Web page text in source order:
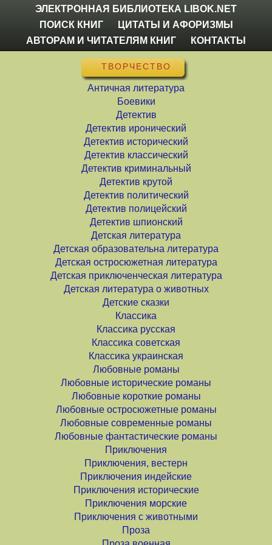
ЭЛЕКТРОННАЯ БИБЛИОТЕКА LIBOK.NET
ПОИСК КНИГ
ЦИТАТЫ И АФОРИЗМЫ
АВТОРАМ И ЧИТАТЕЛЯМ КНИГ
КОНТАКТЫ
ТВОРЧЕСТВО
Античная литература
Боевики
Детектив
Детектив иронический
Детектив исторический
Детектив классический
Детектив криминальный
Детектив крутой
Детектив политический
Детектив полицейский
Детектив шпионский
Детская литература
Детская образовательна литература
Детская остросюжетная литература
Детская приключенческая литература
Детская литература о животных
Детские сказки
Классика
Классика русская
Классика советская
Классика украинская
Любовные романы
Любовные исторические романы
Любовные короткие романы
Любовные остросюжетные романы
Любовные современные романы
Любовные фантастические романы
Приключения
Приключения, вестерн
Приключения индейские
Приключения исторические
Приключения морские
Приключения с животными
Проза